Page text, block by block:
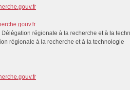
régionale à la recherche et à la technologie